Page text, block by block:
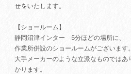
せをいたします。
【ショールーム】
静岡沼津インター 5分ほどの場所に、
作業所併設のショールームがございます。
大手メーカーのような立派なものではあ
かります。